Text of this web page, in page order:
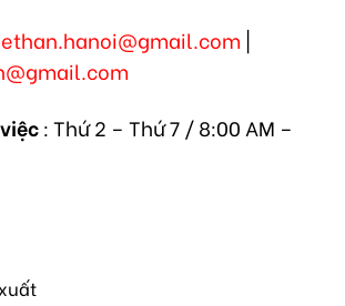
|
: Thứ 2 – Thứ 7 / 8:00 AM –